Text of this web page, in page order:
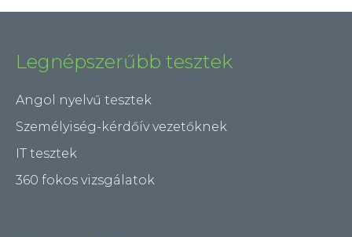
Legnépszerűbb tesztek
Angol nyelvű tesztek
Személyiség-kérdőív vezetőknek
IT tesztek
360 fokos vizsgálatok